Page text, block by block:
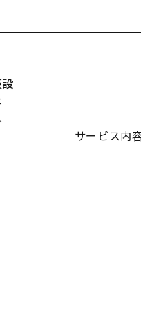
サービス内